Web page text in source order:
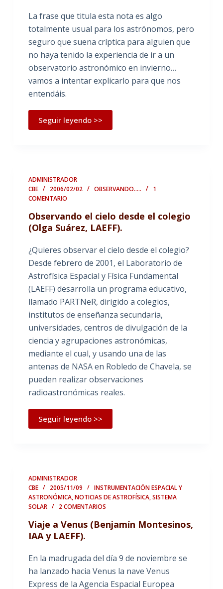
La frase que titula esta nota es algo
totalmente usual para los astrónomos, pero
seguro que suena críptica para alguien que
no haya tenido la experiencia de ir a un
observatorio astronómico en invierno…
vamos a intentar explicarlo para que nos
entendáis.
Seguir leyendo >>
ADMINISTRADOR
CBE
2006/02/02 OBSERVANDO.....
1
COMENTARIO
Observando el cielo desde el colegio
(Olga Suárez, LAEFF).
¿Quieres observar el cielo desde el colegio?
Desde febrero de 2001, el Laboratorio de
Astrofísica Espacial y Física Fundamental
(LAEFF) desarrolla un programa educativo,
llamado PARTNeR, dirigido a colegios,
institutos de enseñanza secundaria,
universidades, centros de divulgación de la
ciencia y agrupaciones astronómicas,
mediante el cual, y usando una de las
antenas de NASA en Robledo de Chavela, se
pueden realizar observaciones
radioastronómicas reales.
Seguir leyendo >>
ADMINISTRADOR
CBE
2005/11/09
INSTRUMENTACIÓN ESPACIAL Y
ASTRONÓMICA,NOTICIAS DE ASTROFÍSICA,SISTEMA
SOLAR
2 COMENTARIOS
Viaje a Venus (Benjamín Montesinos,
IAA y LAEFF).
En la madrugada del día 9 de noviembre se
ha lanzado hacia Venus la nave Venus
Express de la Agencia Espacial Europea